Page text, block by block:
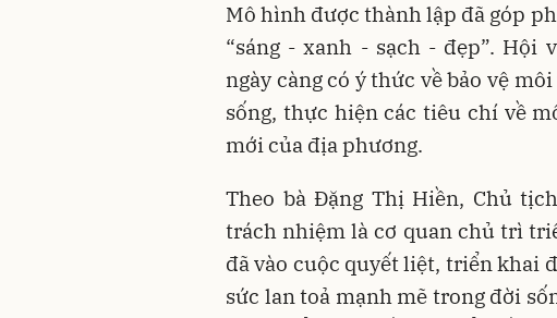
Mô hình được thành lập đã góp
“sáng - xanh - sạch - đẹp”.
ngày càng có ý thức về bảo vệ
sống, thực hiện các tiêu chí về
mới của địa phương.
Theo bà Đặng Thị Hiền, Chủ
trách nhiệm là cơ quan chủ trì
đã vào cuộc quyết liệt, triển khai
sức lan toả mạnh mẽ trong đời